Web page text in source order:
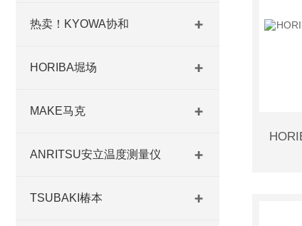
热卖！KYOWA协和
HORIBA堀场
MAKE马克
ANRITSU安立温度测量仪
TSUBAKI椿本